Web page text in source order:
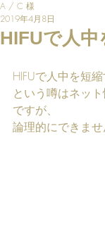
HIFUで人中
A / C 様
2019年4月8日
HIFUで人中を短
という噂はネッ
ですが、
論理的にできませ